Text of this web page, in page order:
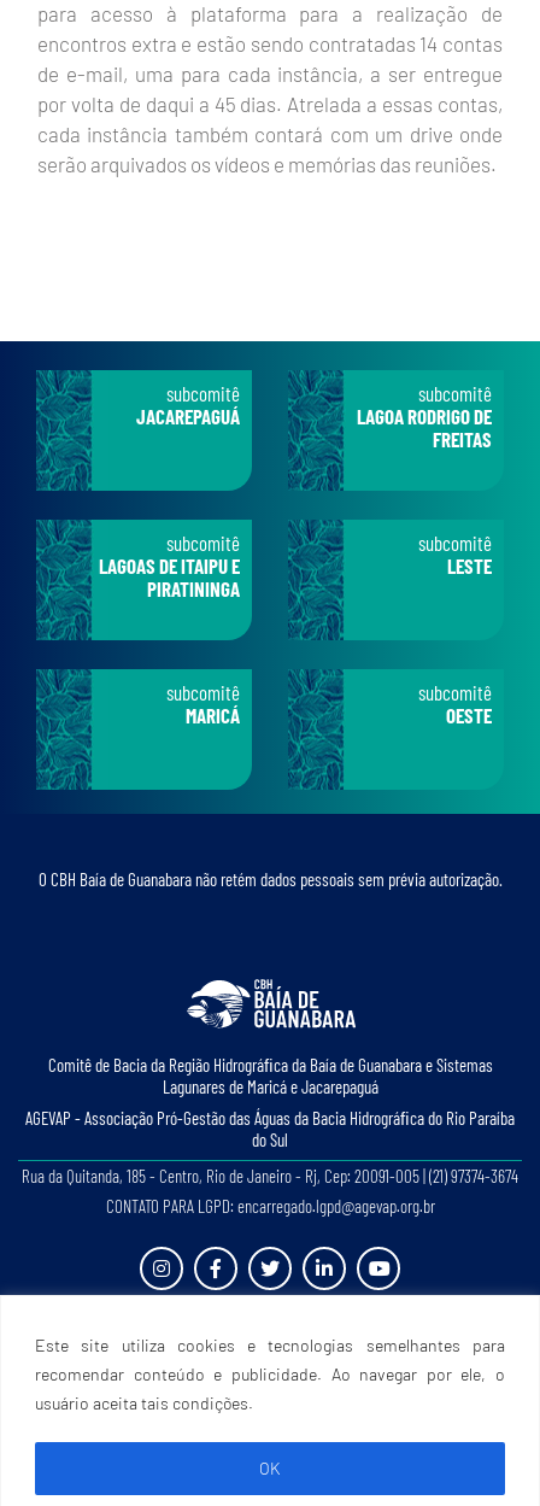
Este site utiliza cookies e tecnologias semelhantes para
recomendar conteúdo e publicidade. Ao navegar por ele, o
usuário aceita tais condições.
OK
para acesso à plataforma para a realização de
encontros extra e estão sendo contratadas 14 contas
de e-mail, uma para cada instância, a ser entregue
por volta de daqui a 45 dias. Atrelada a essas contas,
cada instância também contará com um drive onde
serão arquivados os vídeos e memórias das reuniões.
subcomitê
JACAREPAGUÁ
subcomitê
LAGOA RODRIGO DE
FREITAS
subcomitê
LAGOAS DE ITAIPU E
PIRATININGA
subcomitê
LESTE
subcomitê
MARICÁ
subcomitê
OESTE
O CBH Baía de Guanabara não retém dados pessoais sem prévia autorização.
Comitê de Bacia da Região Hidrográﬁca da Baía de Guanabara e Sistemas
Lagunares de Maricá e Jacarepaguá
AGEVAP - Associação Pró-Gestão das Águas da Bacia Hidrográﬁca do Rio Paraíba
do Sul
Rua da Quitanda, 185 - Centro, Rio de Janeiro - Rj, Cep: 20091-005 | (21) 97374-3674
CONTATO PARA LGPD: encarregado.lgpd@agevap.org.br